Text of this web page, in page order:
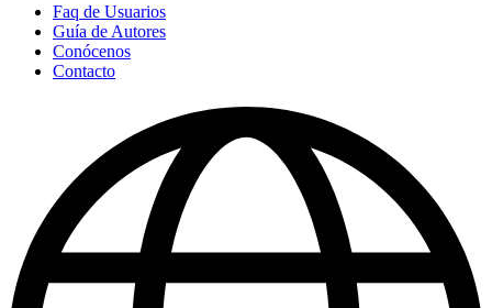
Faq de Usuarios
Guía de Autores
Conócenos
Contacto